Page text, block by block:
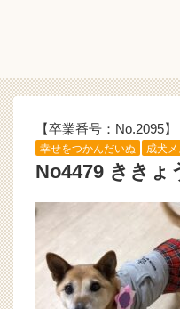
【卒業番号：No.2095】
幸せをつかんだいぬ 成犬
No4479 きき